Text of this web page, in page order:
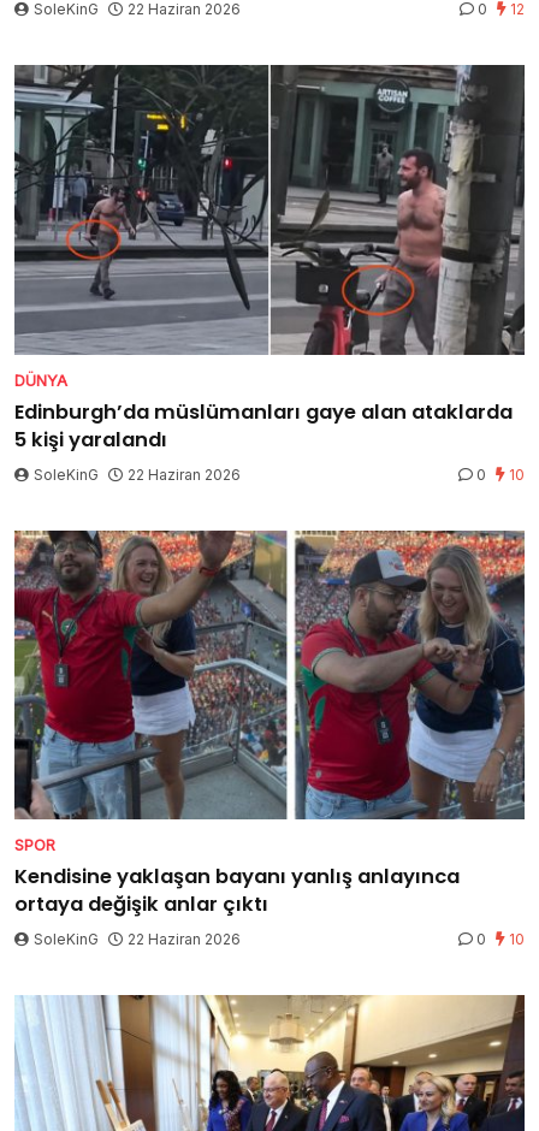
SoleKinG 22 Haziran 2026 0 12
DÜNYA
Edinburgh’da müslümanları gaye alan ataklarda
5 kişi yaralandı
SoleKinG 22 Haziran 2026 0 10
SPOR
Kendisine yaklaşan bayanı yanlış anlayınca
ortaya değişik anlar çıktı
SoleKinG 22 Haziran 2026 0 10